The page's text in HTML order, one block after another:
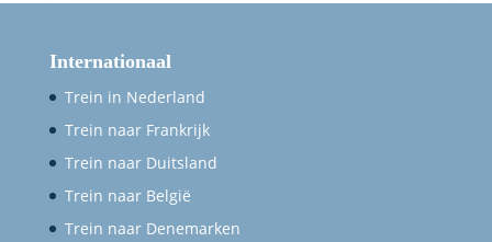
Internationaal
Trein in Nederland
Trein naar Frankrijk
Trein naar Duitsland
Trein naar België
Trein naar Denemarken